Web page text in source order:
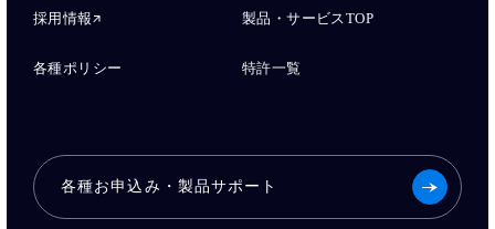
採用情報 製品・サービスTOP
各種ポリシー 特許一覧
各種お申込み・製品サポート